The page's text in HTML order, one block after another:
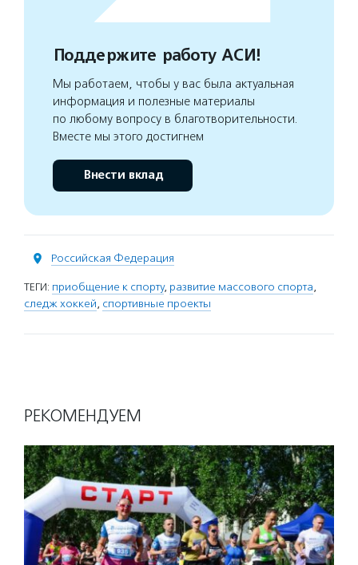
Поддержите работу АСИ!
Мы работаем, чтобы у вас была актуальная
информация и полезные материалы
по любому вопросу в благотворительности.
Вместе мы этого достигнем
Внести вклад
Российская Федерация
ТЕГИ: приобщение к спорту, развитие массового спорта,
следж хоккей, спортивные проекты
РЕКОМЕНДУЕМ